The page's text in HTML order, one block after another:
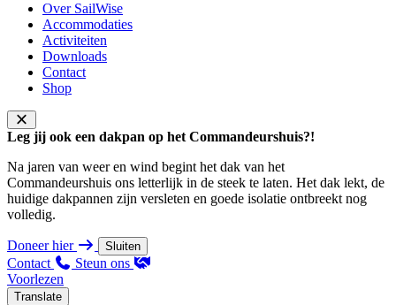
Over SailWise
Accommodaties
Activiteiten
Downloads
Contact
Shop
Leg jij ook een dakpan op het Commandeurshuis?!
Na jaren van weer en wind begint het dak van het
Commandeurshuis ons letterlijk in de steek te laten. Het dak lekt, de
huidige dakpannen zijn versleten en goede isolatie ontbreekt nog
volledig.
Doneer hier Sluiten
Contact
Steun ons
Voorlezen
Translate